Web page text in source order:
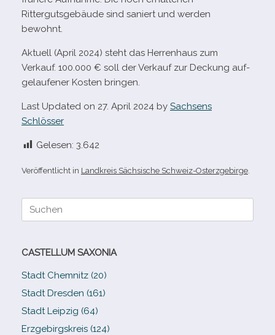
Rittergutsgebäude sind saniert und wer­den
bewohnt.
Aktuell (April 2024) steht das Herrenhaus zum
Verkauf. 100.000 € soll der Verkauf zur Deckung auf­
ge­lau­fe­ner Kosten bringen.
Last Updated on 27. April 2024 by Sachsens
Schlösser
Gelesen: 3.642
Veröffentlicht in Landkreis Sächsische Schweiz-Osterzgebirge
Suche
CASTELLUM SAXONIA
Stadt Chemnitz (20)
Stadt Dresden (161)
Stadt Leipzig (64)
Erzgebirgskreis (124)